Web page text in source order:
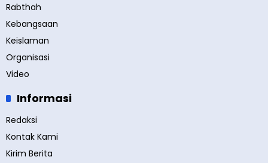
Rabthah
Kebangsaan
Keislaman
Organisasi
Video
Informasi
Redaksi
Kontak Kami
Kirim Berita